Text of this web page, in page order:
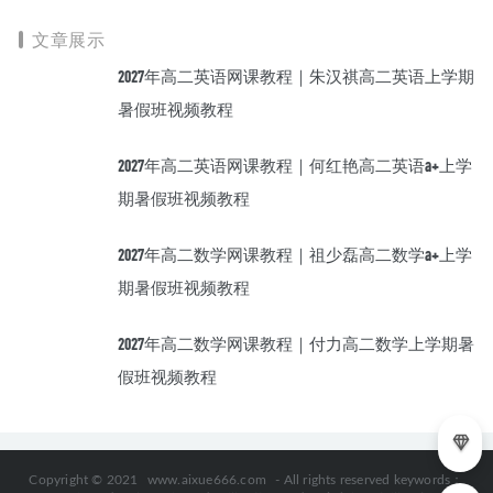
文章展示
2027年高二英语网课教程｜朱汉祺高二英语上学期
暑假班视频教程
2027年高二英语网课教程｜何红艳高二英语a+上学
期暑假班视频教程
2027年高二数学网课教程｜祖少磊高二数学a+上学
期暑假班视频教程
2027年高二数学网课教程｜付力高二数学上学期暑
假班视频教程
Copyright © 2021 www.aixue666.com - All rights reserved keywords：